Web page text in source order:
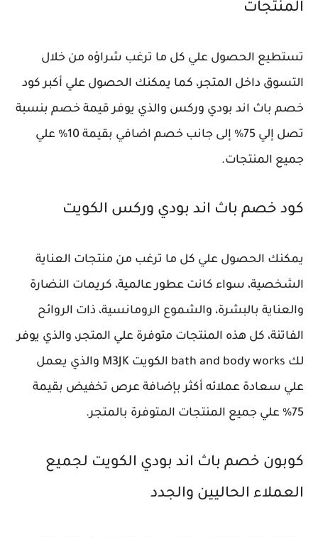
المنتجات
تستطيع الحصول علي كل ما ترغب شراؤه من خلال
التسوق داخل المتجر، كما يمكنك الحصول علي أكبر كود
خصم باث اند بودي وركس والذي يوفر قيمة خصم بنسبة
تصل إلي 75% إلى جانب خصم اضافي بقيمة 10% علي
جميع المنتجات.
كود خصم باث اند بودي وركس الكويت
يمكنك الحصول علي كل ما ترغب من منتجات العناية
الشخصية، سواء كانت عطور عالمية، كريمات النضارة
والعناية بالبشرة، والشموع الرومانسية، ذات الروائح
الفاتنة، كل هذه المنتجات متوفرة علي المتجر، والذي يوفر
لك bath and body works الكويت M3JK والذي يعمل
علي سعادة عملائه أكثر بإضافة عرص تخفيض بقيمة
75% علي جميع المنتجات المتوفرة بالمتجر.
كوبون خصم باث اند بودي الكويت لجميع
العملاء الحاليين والجدد